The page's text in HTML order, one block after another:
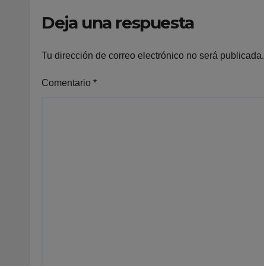
Deja una respuesta
Tu dirección de correo electrónico no será publicada.
Comentario *